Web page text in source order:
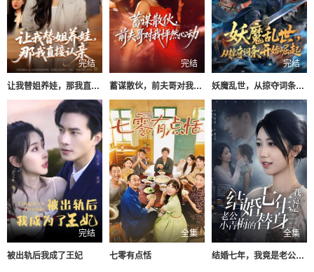
完结
让我替姐养娃，那我直接认亲
完结
蓄谋散伙，前夫哥对我怦然心动
完结
妖魔乱世，从掠夺词条开始崛起
完结
被出轨后我成了王妃
全集
七零有点恬
全集
结婚七年，我竟是老公小青梅的替身